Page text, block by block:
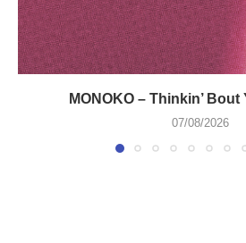
MONOKO – Thinkin’
07/08/2026